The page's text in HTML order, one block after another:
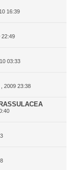
16:39
22:49
03:33
2009 23:38